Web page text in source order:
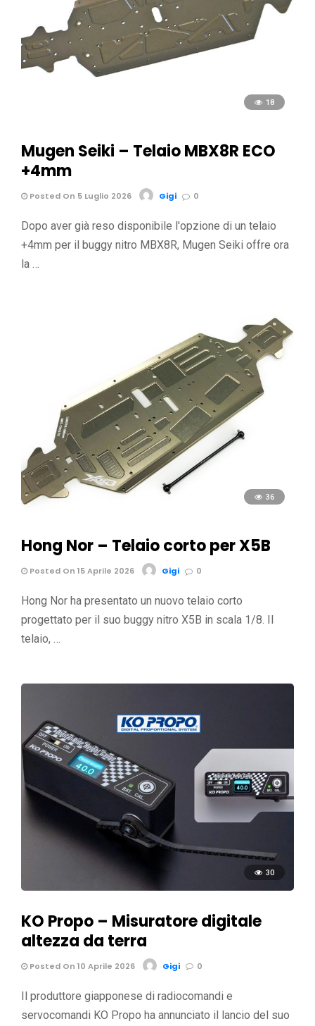
18
Mugen Seiki – Telaio MBX8R ECO
+4mm
Posted On 5 Luglio 2026 Gigi 0
Dopo aver già reso disponibile l'opzione di un telaio
+4mm per il buggy nitro MBX8R, Mugen Seiki offre ora
la …
36
Hong Nor – Telaio corto per X5B
Posted On 15 Aprile 2026 Gigi 0
Hong Nor ha presentato un nuovo telaio corto
progettato per il suo buggy nitro X5B in scala 1/8. Il
telaio, …
30
KO Propo – Misuratore digitale
altezza da terra
Posted On 10 Aprile 2026 Gigi 0
Il produttore giapponese di radiocomandi e
servocomandi KO Propo ha annunciato il lancio del suo